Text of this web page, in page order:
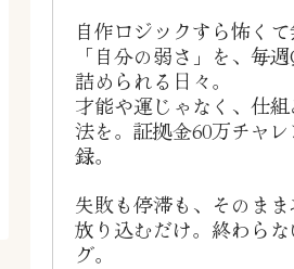
自作ロジックすら怖く
「自分の弱さ」を、毎
詰められる日々。
才能や運じゃなく、仕
法を。証拠金60万チャ
録。
失敗も停滞も、そのま
放り込むだけ。終わら
グ。